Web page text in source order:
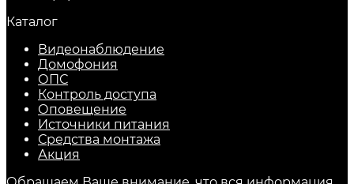
Каталог
Видеонаблюдение
Домофония
ОПС
Контроль доступа
Оповещение
Источники питания
Средства монтажа
Акция